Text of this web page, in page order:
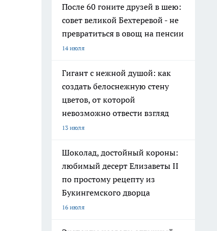
После 60 гоните друзей в шею:
совет великой Бехтеревой - не
превратиться в овощ на пенсии
14 июля
Гигант с нежной душой: как
создать белоснежную стену
цветов, от которой
невозможно отвести взгляд
13 июля
Шоколад, достойный короны:
любимый десерт Елизаветы II
по простому рецепту из
Букингемского дворца
16 июля